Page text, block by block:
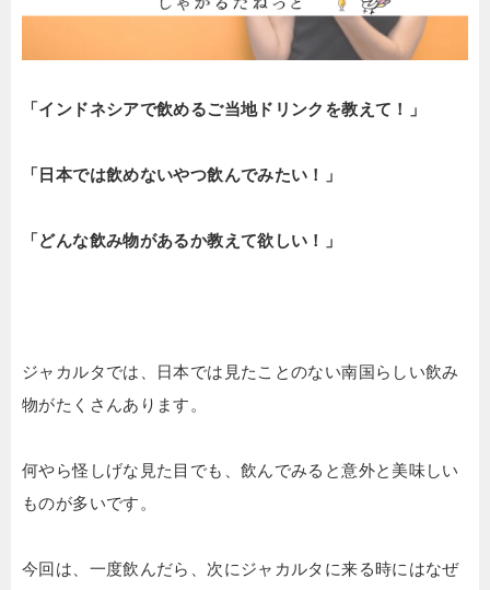
「インドネシアで飲めるご当地ドリンクを教えて！」
「日本では飲めないやつ飲んでみたい！」
「どんな飲み物があるか教えて欲しい！」
ジャカルタでは、日本では見たことのない南国らしい飲み
物がたくさんあります。
何やら怪しげな見た目でも、飲んでみると意外と美味しい
ものが多いです。
今回は、一度飲んだら、次にジャカルタに来る時にはなぜ